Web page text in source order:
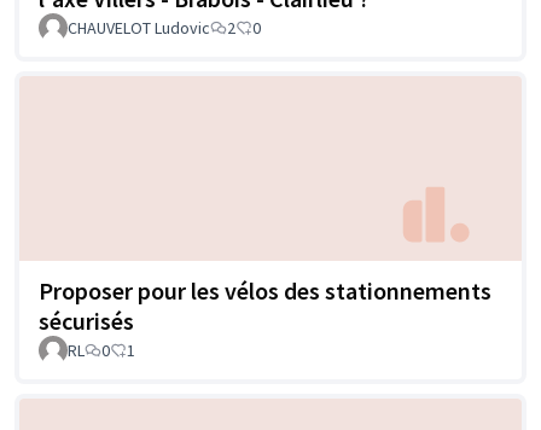
CHAUVELOT Ludovic 2 0
Proposer pour les vélos des stationnements
sécurisés
RL 0 1